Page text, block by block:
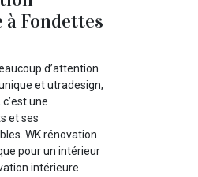
Fondettes
d’attention
et utradesign,
une
et ses
WK rénovation
pour un intérieur
intérieure.